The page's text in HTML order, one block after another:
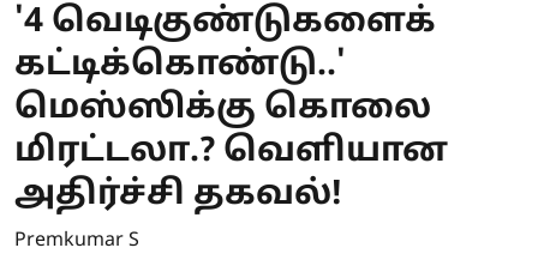
'4 வெடிகுண்டுகளைக்
கட்டிக்கொண்டு..'
மெஸ்ஸிக்கு கொலை
மிரட்டலா.? வெளியான
அதிர்ச்சி தகவல்!
Premkumar S